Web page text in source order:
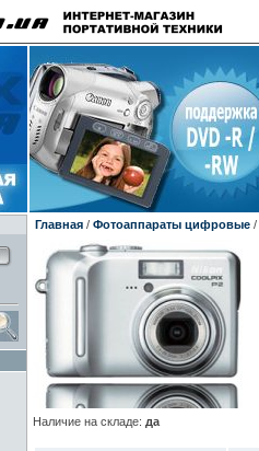
Главная/ Фотоаппараты цифровые/
Наличие на складе: да